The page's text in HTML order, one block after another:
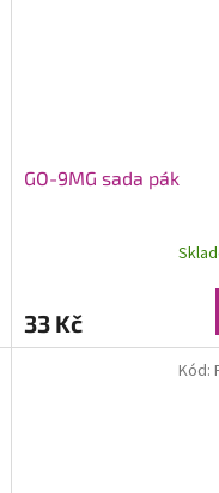
GO-9MG sada pák
33 Kč
Kód: